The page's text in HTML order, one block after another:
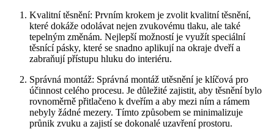
Kvalitní ​těsnění: Prvním krokem je zvolit kvalitní⁢ těsnění,
které dokáže odolávat nejen ​zvukovému ⁤tlaku, ale ‍také
tepelným změnám. Nejlepší možností je využít speciální
těsnící pásky, které se ‍snadno aplikují na okraje dveří a ​
zabraňují přístupu hluku do ‍interiéru.
Správná montáž: Správná montáž utěsnění⁢ je klíčová ⁤pro
účinnost celého procesu. Je důležité zajistit, aby ‌těsnění bylo
rovnoměrně přitlačeno k dveřím a aby mezi ním a rámem
‍nebyly ⁢žádné mezery. Tímto způsobem se minimalizuje
průnik zvuku a zajistí se dokonalé​ uzavření prostoru.